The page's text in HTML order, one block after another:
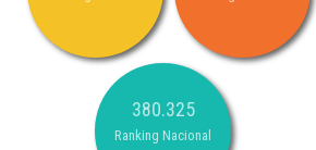
380.325
Ranking Nacional